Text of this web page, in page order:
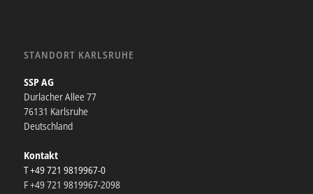
STANDORT KARLSRUHE
SSP AG
Durlacher Allee 77
76131 Karlsruhe
Deutschland
Kontakt
T +49 721 9819967-0
F +49 721 9819967-2098